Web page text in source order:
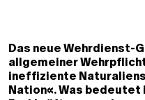
Das neue Wehrdienst-
allgemeiner
ineffiziente
Nation«. Was